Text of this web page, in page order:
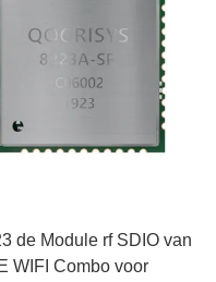
de Module rf SDIO van
WIFI Combo voor